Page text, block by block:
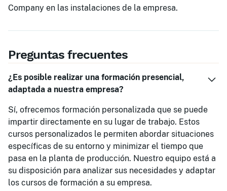
Company en las instalaciones de la empresa.
Preguntas frecuentes
¿Es posible realizar una formación presencial,
adaptada a nuestra empresa?
Sí, ofrecemos formación personalizada que se puede
impartir directamente en su lugar de trabajo. Estos
cursos personalizados le permiten abordar situaciones
específicas de su entorno y minimizar el tiempo que
pasa en la planta de producción. Nuestro equipo está a
su disposición para analizar sus necesidades y adaptar
los cursos de formación a su empresa.